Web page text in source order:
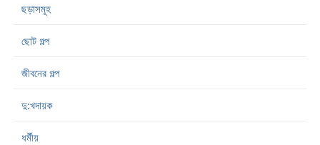
ছড়াসমূহ
ছোট গল্প
জীবনের গল্প
দু:খদায়ক
ধর্মীয়